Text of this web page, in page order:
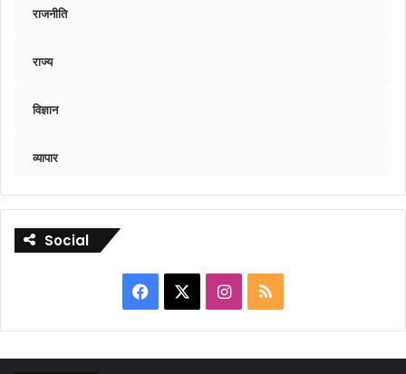
राजनीति
राज्य
विज्ञान
व्यापार
Social
Facebook Instagram
RSS